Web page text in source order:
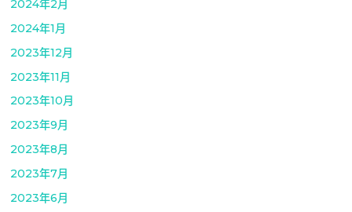
2024年2月
2024年1月
2023年12月
2023年11月
2023年10月
2023年9月
2023年8月
2023年7月
2023年6月